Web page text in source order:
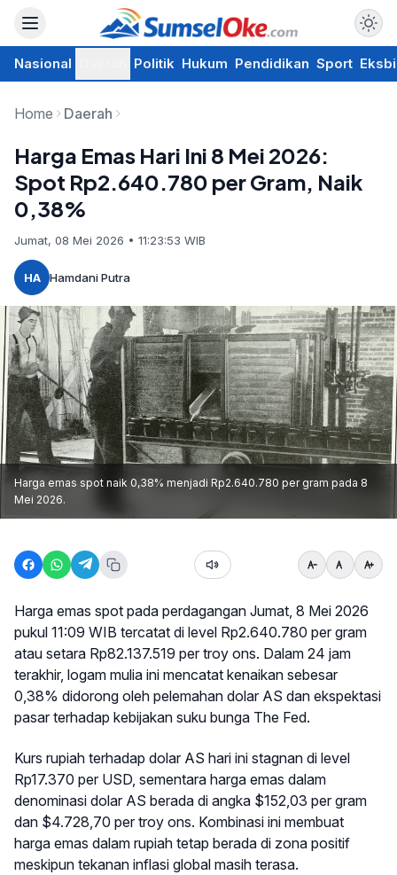
Nasional Politik Hukum Pendidikan Sport
Home Daerah
Harga Emas Hari Ini 8 Mei 2026:
Spot Rp2.640.780 per Gram, Naik
0,38%
Jumat, 08 Mei 2026 • 11:23:53 WIB
HA Hamdani Putra
Harga emas spot naik 0,38% menjadi Rp2.640.780 per gram pada 8
Mei 2026.
Harga emas spot pada perdagangan Jumat, 8 Mei 2026
pukul 11:09 WIB tercatat di level Rp2.640.780 per gram
atau setara Rp82.137.519 per troy ons. Dalam 24 jam
terakhir, logam mulia ini mencatat kenaikan sebesar
0,38% didorong oleh pelemahan dolar AS dan ekspektasi
pasar terhadap kebijakan suku bunga The Fed.
Kurs rupiah terhadap dolar AS hari ini stagnan di level
Rp17.370 per USD, sementara harga emas dalam
denominasi dolar AS berada di angka $152,03 per gram
dan $4.728,70 per troy ons. Kombinasi ini membuat
harga emas dalam rupiah tetap berada di zona positif
meskipun tekanan inflasi global masih terasa.